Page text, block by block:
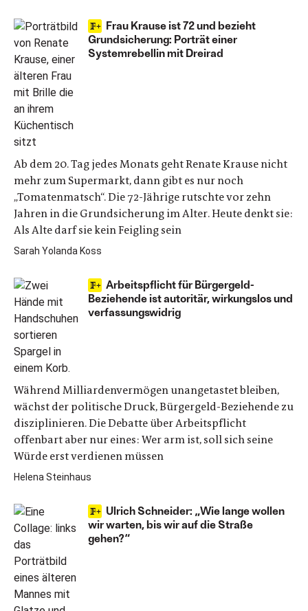
Frau Krause ist 72 und bezieht
Grundsicherung: Porträt einer
Systemrebellin mit Dreirad
Ab dem 20. Tag jedes Monats geht Renate Krause nicht
mehr zum Supermarkt, dann gibt es nur noch
„Tomatenmatsch“. Die 72-Jährige rutschte vor zehn
Jahren in die Grundsicherung im Alter. Heute denkt sie:
Als Alte darf sie kein Feigling sein
Sarah Yolanda Koss
Arbeitspflicht für Bürgergeld-
Beziehende ist autoritär, wirkungslos und
verfassungswidrig
Während Milliardenvermögen unangetastet bleiben,
wächst der politische Druck, Bürgergeld-Beziehende zu
disziplinieren. Die Debatte über Arbeitspflicht
offenbart aber nur eines: Wer arm ist, soll sich seine
Würde erst verdienen müssen
Helena Steinhaus
Ulrich Schneider: „Wie lange wollen
wir warten, bis wir auf die Straße
gehen?“